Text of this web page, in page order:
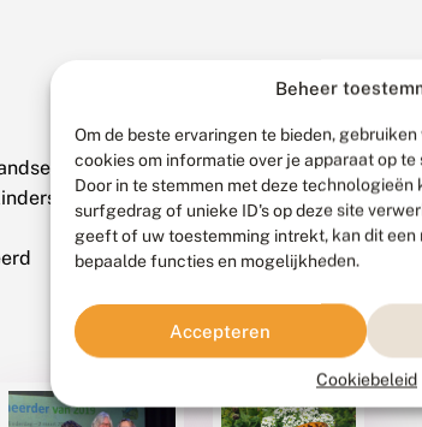
Beheer
Om de beste ervaringen te bieden,
cookies om informatie over je apparaat op
Door in te stemmen met deze
surfgedrag of unieke ID's op deze site
geeft of uw toestemming intrekt, kan dit een
bepaalde functies en mogelijkheden.
Accepteren
Cookiebeleid